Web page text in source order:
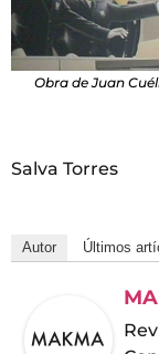
Obra de Juan
Salva Torres
Autor Últimos